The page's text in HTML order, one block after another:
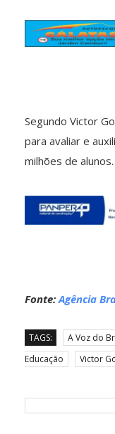
Segundo Victor
para avaliar e
milhões de alunos.
Fonte:Agência
TAGS: A Voz do
Educação
Victor